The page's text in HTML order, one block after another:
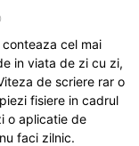
cel mai
in viata de zi cu zi,
de scriere rar o
fisiere in cadrul
o aplicatie de
faci zilnic.